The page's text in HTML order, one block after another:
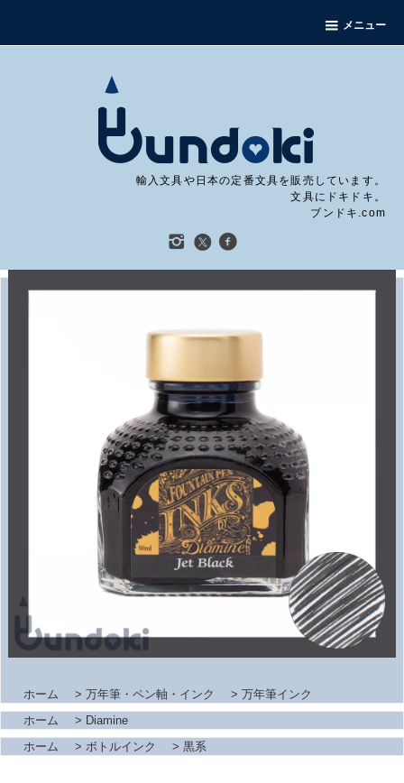
メニュー
輸入文具や日本の定番文具を販売しています。
文具にドキドキ。
ブンドキ.com
ホーム > 万年筆・ペン軸・インク > 万年筆インク
ホーム
> Diamine
ホーム
> ボトルインク > 黒系